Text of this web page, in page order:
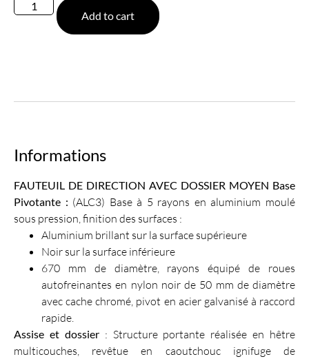
Add to cart
Informations
FAUTEUIL DE DIRECTION AVEC DOSSIER MOYEN Base
Pivotante : (ALC3) Base à 5 rayons en aluminium moulé
sous pression, finition des surfaces :
Aluminium brillant sur la surface supérieure
Noir sur la surface inférieure
670 mm de diamètre, rayons équipé de roues
autofreinantes en nylon noir de 50 mm de diamètre
avec cache chromé, pivot en acier galvanisé à raccord
rapide.
Assise et dossier: Structure portante réalisée en hêtre
multicouches, revêtue en caoutchouc ignifuge de